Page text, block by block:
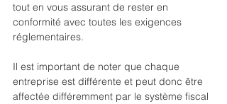
tout en vous assurant de rester en
conformité avec toutes les exigences
réglementaires.
Il est important de noter que chaque
entreprise est différente et peut donc être
affectée différemment par le système fiscal